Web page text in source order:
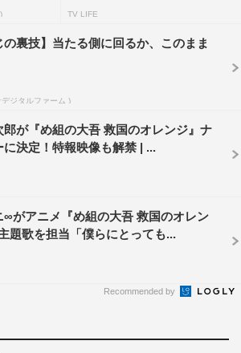
landing?t=1231&e=312066
」ダウンロード案内：
a2Tt
：
迫...
TV LIFE
の裏技】当たる側に回るか、このまま
デジタルファーム )
郎が『め組の大吾 救国のオレンジ』ナ
に決定！特報映像も解禁 | ...
∞がアニメ『め組の大吾 救国のオレン
題歌を担当「僕らにとっても...
Recommended by